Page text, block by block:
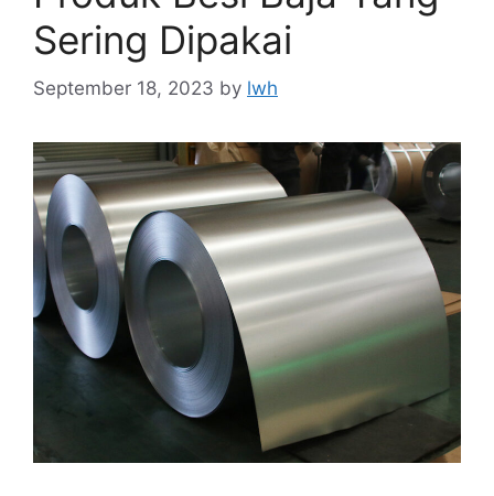
Sering Dipakai
September 18, 2023 by lwh